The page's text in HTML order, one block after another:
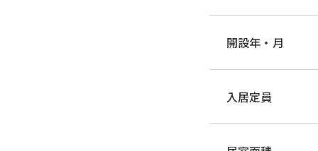
開設年・月
入居定員